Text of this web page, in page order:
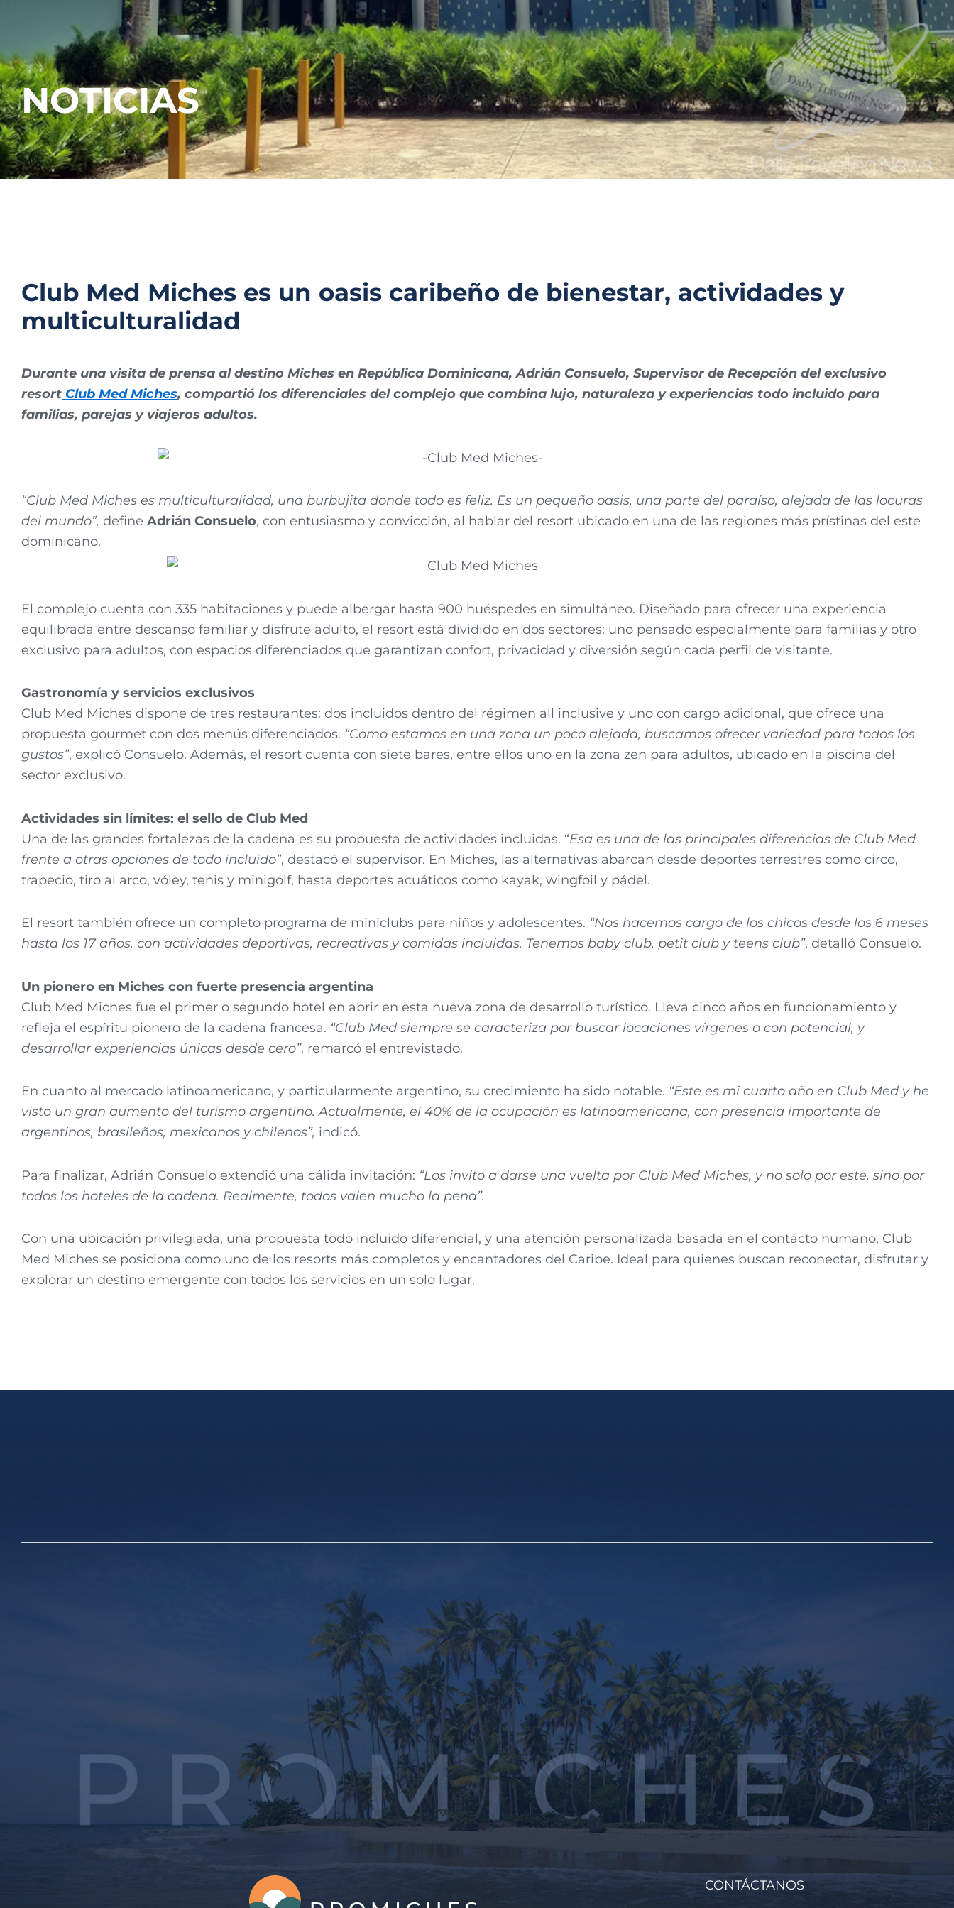
NOTICIAS
Club Med Miches es un oasis caribeño de bienestar, actividades y
multiculturalidad
Durante una visita de prensa al destino Miches en República Dominicana, Adrián Consuelo, Supervisor de Recepción del exclusivo
resort Club Med Miches, compartió los diferenciales del complejo que combina lujo, naturaleza y experiencias todo incluido para
familias, parejas y viajeros adultos.
“Club Med Miches es multiculturalidad, una burbujita donde todo es feliz. Es un pequeño oasis, una parte del paraíso, alejada de las locuras
del mundo”, define Adrián Consuelo, con entusiasmo y convicción, al hablar del resort ubicado en una de las regiones más prístinas del este
dominicano.
El complejo cuenta con 335 habitaciones y puede albergar hasta 900 huéspedes en simultáneo. Diseñado para ofrecer una experiencia
equilibrada entre descanso familiar y disfrute adulto, el resort está dividido en dos sectores: uno pensado especialmente para familias y otro
exclusivo para adultos, con espacios diferenciados que garantizan confort, privacidad y diversión según cada perfil de visitante.
Gastronomía y servicios exclusivos
Club Med Miches dispone de tres restaurantes: dos incluidos dentro del régimen all inclusive y uno con cargo adicional, que ofrece una
propuesta gourmet con dos menús diferenciados. “Como estamos en una zona un poco alejada, buscamos ofrecer variedad para todos los
gustos”, explicó Consuelo. Además, el resort cuenta con siete bares, entre ellos uno en la zona zen para adultos, ubicado en la piscina del
sector exclusivo.
Actividades sin límites: el sello de Club Med
Una de las grandes fortalezas de la cadena es su propuesta de actividades incluidas. “Esa es una de las principales diferencias de Club Med
frente a otras opciones de todo incluido”, destacó el supervisor. En Miches, las alternativas abarcan desde deportes terrestres como circo,
trapecio, tiro al arco, vóley, tenis y minigolf, hasta deportes acuáticos como kayak, wingfoil y pádel.
El resort también ofrece un completo programa de miniclubs para niños y adolescentes. “Nos hacemos cargo de los chicos desde los 6 meses
hasta los 17 años, con actividades deportivas, recreativas y comidas incluidas. Tenemos baby club, petit club y teens club”, detalló Consuelo.
Un pionero en Miches con fuerte presencia argentina
Club Med Miches fue el primer o segundo hotel en abrir en esta nueva zona de desarrollo turístico. Lleva cinco años en funcionamiento y
refleja el espíritu pionero de la cadena francesa. “Club Med siempre se caracteriza por buscar locaciones vírgenes o con potencial, y
desarrollar experiencias únicas desde cero”, remarcó el entrevistado.
En cuanto al mercado latinoamericano, y particularmente argentino, su crecimiento ha sido notable. “Este es mi cuarto año en Club Med y he
visto un gran aumento del turismo argentino. Actualmente, el 40% de la ocupación es latinoamericana, con presencia importante de
argentinos, brasileños, mexicanos y chilenos”, indicó.
Para finalizar, Adrián Consuelo extendió una cálida invitación: “Los invito a darse una vuelta por Club Med Miches, y no solo por este, sino por
todos los hoteles de la cadena. Realmente, todos valen mucho la pena”.
Con una ubicación privilegiada, una propuesta todo incluido diferencial, y una atención personalizada basada en el contacto humano, Club
Med Miches se posiciona como uno de los resorts más completos y encantadores del Caribe. Ideal para quienes buscan reconectar, disfrutar y
explorar un destino emergente con todos los servicios en un solo lugar.
CONTÁCTANOS